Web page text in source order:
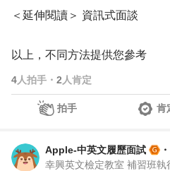
＜延伸閱讀＞ 資訊式面談
以上，不同方法提供您參考
4人拍手 ・ 2 人肯定
拍手 肯
Apple-中英文履歷面試 ・
幸興英文檢定教室 補習班執